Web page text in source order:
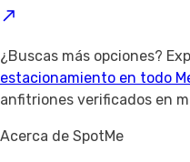
¿Buscas más opciones?
estacionamiento en todo
anfitriones verificados en
Acerca de SpotMe